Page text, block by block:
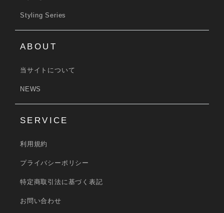
Styling Series
ABOUT
当サイトについて
NEWS
SERVICE
利用規約
プライバシーポリシー
特定商取引法に基づく表記
お問い合わせ